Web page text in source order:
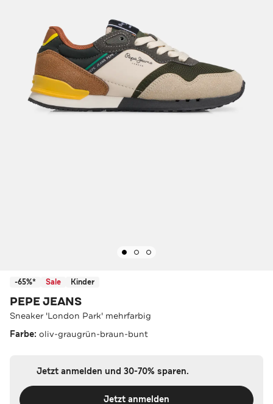
-65%* Sale Kinder
PEPE JEANS
Sneaker 'London Park' mehrfarbig
Farbe: oliv-graugrün-braun-bunt
Jetzt anmelden und 30-70% sparen.
Jetzt anmelden